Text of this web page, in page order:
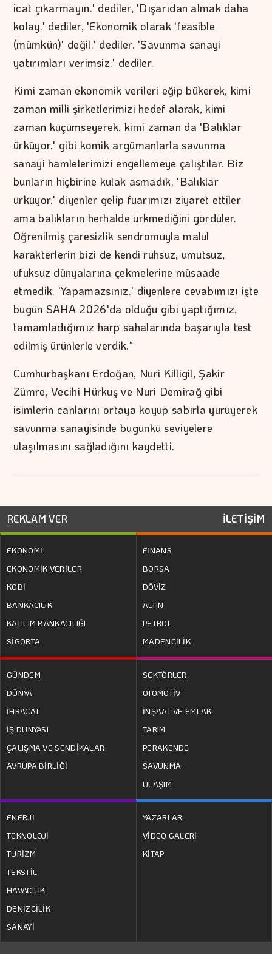
icat çıkarmayın.' dediler, 'Dışarıdan almak daha
kolay.' dediler, 'Ekonomik olarak 'feasible
(mümkün)' değil.' dediler. 'Savunma sanayi
yatırımları verimsiz.' dediler.
Kimi zaman ekonomik verileri eğip bükerek, kimi
zaman milli şirketlerimizi hedef alarak, kimi
zaman küçümseyerek, kimi zaman da 'Balıklar
ürküyor.' gibi komik argümanlarla savunma
sanayi hamlelerimizi engellemeye çalıştılar. Biz
bunların hiçbirine kulak asmadık. 'Balıklar
ürküyor.' diyenler gelip fuarımızı ziyaret ettiler
ama balıkların herhalde ürkmediğini gördüler.
Öğrenilmiş çaresizlik sendromuyla malul
karakterlerin bizi de kendi ruhsuz, umutsuz,
ufuksuz dünyalarına çekmelerine müsaade
etmedik. 'Yapamazsınız.' diyenlere cevabımızı işte
bugün SAHA 2026'da olduğu gibi yaptığımız,
tamamladığımız harp sahalarında başarıyla test
edilmiş ürünlerle verdik."
Cumhurbaşkanı Erdoğan, Nuri Killigil, Şakir
Zümre, Vecihi Hürkuş ve Nuri Demirağ gibi
isimlerin canlarını ortaya koyup sabırla yürüyerek
savunma sanayisinde bugünkü seviyelere
ulaşılmasını sağladığını kaydetti.
REKLAM VER İLETİŞİM
EKONOMİ
EKONOMİK VERİLER
KOBİ
BANKACILIK
KATILIM BANKACILIĞI
SİGORTA
FİNANS
BORSA
DÖVİZ
ALTIN
PETROL
MADENCİLİK
GÜNDEM
DÜNYA
İHRACAT
İŞ DÜNYASI
ÇALIŞMA VE SENDİKALAR
AVRUPA BİRLİĞİ
SEKTÖRLER
OTOMOTİV
İNŞAAT VE EMLAK
TARIM
PERAKENDE
SAVUNMA
ULAŞIM
ENERJİ
TEKNOLOJİ
TURİZM
TEKSTİL
HAVACILIK
DENİZCİLİK
SANAYİ
YAZARLAR
VİDEO GALERİ
KİTAP